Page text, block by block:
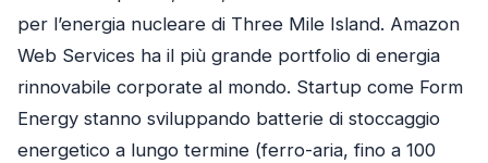
per l’energia nucleare di Three Mile Island. Amazon
Web Services ha il più grande portfolio di energia
rinnovabile corporate al mondo. Startup come Form
Energy stanno sviluppando batterie di stoccaggio
energetico a lungo termine (ferro-aria, fino a 100